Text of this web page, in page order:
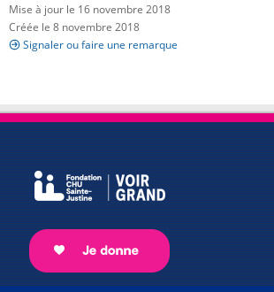
Mise à jour le 16 novembre 2018
Créée le 8 novembre 2018
Signaler ou faire une remarque